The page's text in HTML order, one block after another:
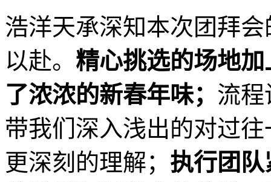
浩洋天承深知本次团拜
以赴。 精心挑选的场地
了浓浓的新春年味； 流程
带我们深入浅出的对过
更深刻的理解； 执行团